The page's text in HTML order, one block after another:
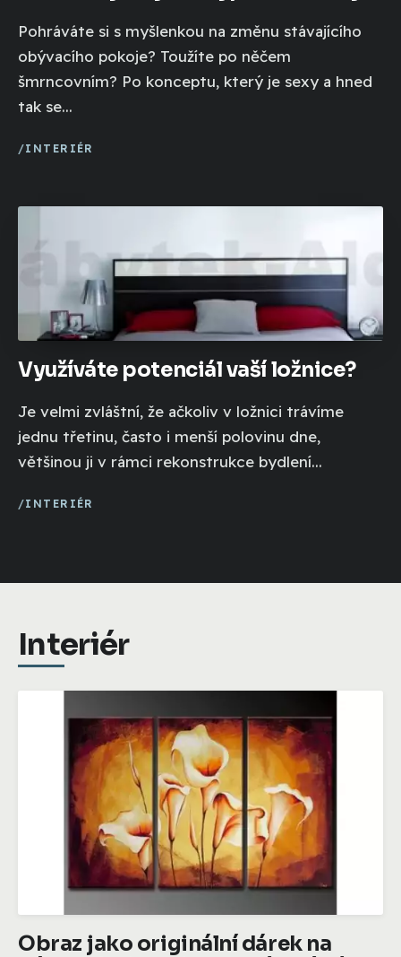
Pohráváte si s myšlenkou na změnu stávajícího
obývacího pokoje? Toužíte po něčem
šmrncovním? Po konceptu, který je sexy a hned
tak se...
INTERIÉR
Využíváte potenciál vaší ložnice?
Je velmi zvláštní, že ačkoliv v ložnici trávíme
jednu třetinu, často i menší polovinu dne,
většinou ji v rámci rekonstrukce bydlení...
INTERIÉR
Interiér
Obraz jako originální dárek na